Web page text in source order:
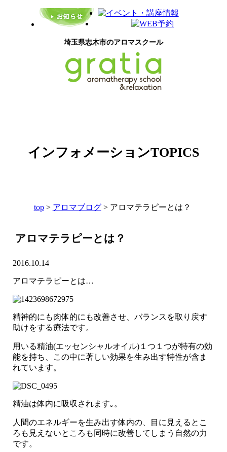
埼玉県志木市のアロマスクール
インフォメーションTOPICS
top> アロマブログ> アロマテラピーとは？
アロマテラピーとは？
2016.10.14
アロマテラピーとは…
精神的にも肉体的にも改善させ、バランスを取り戻す
助けをする療法です。
用いる精油(エッセンシャルオイル)１つ１つが特有の効
能を持ち、この中に著しい効果を生み出す特性が含ま
れています。
精油は体内に吸収されます｡。
人間のエネルギーを生み出す体内の、目に見えるとこ
ろも見えないところも同時に改善してしまう自然の力
です。